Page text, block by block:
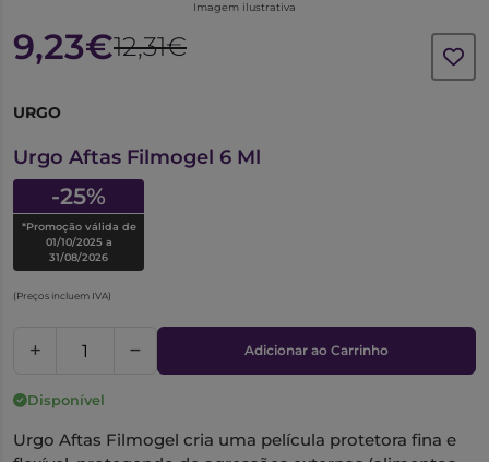
Imagem ilustrativa
9,23€12,31€
URGO
Urgo Aftas Filmogel 6 Ml
-25%
*Promoção válida de
01/10/2025 a
31/08/2026
(Preços incluem IVA)
Adicionar ao Carrinho
Disponível
Urgo Aftas Filmogel cria uma película protetora fina e